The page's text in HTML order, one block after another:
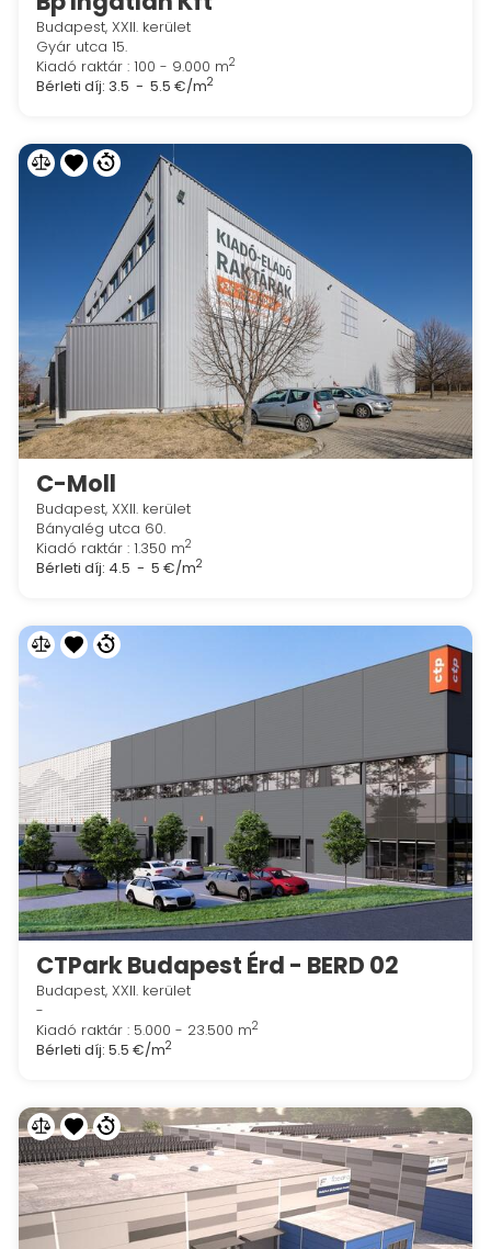
Budapest, XXII. kerület
Gyár utca 15.
Kiadó raktár : 100 - 9.000 m2
Bérleti díj: 3.5 - 5.5 €/m2
C-Moll
Budapest, XXII. kerület
Bányalég utca 60.
Kiadó raktár : 1.350 m2
Bérleti díj: 4.5 - 5 €/m2
CTPark Budapest Érd - BERD 02
Budapest, XXII. kerület
-
Kiadó raktár : 5.000 - 23.500 m2
Bérleti díj: 5.5 €/m2